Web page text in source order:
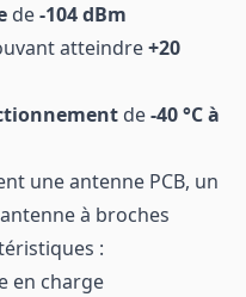
de-104 dBm
atteindre+20
de-40 °C à
une antenne PCB, un
à broches
:
en charge